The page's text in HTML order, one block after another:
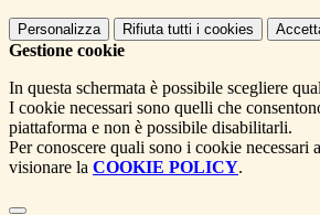
Personalizza Rifiuta tutti i cookies
Gestione cookie
In questa schermata è possibile scegliere
I cookie necessari sono quelli che
piattaforma e non è possibile disabilitarli.
Per conoscere quali sono i cookie necessari
visionare la COOKIE POLICY.